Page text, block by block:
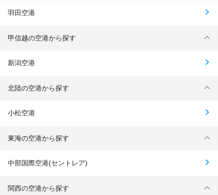
羽田空港
甲信越の空港から探す
新潟空港
北陸の空港から探す
小松空港
東海の空港から探す
中部国際空港(セントレア)
関西の空港から探す